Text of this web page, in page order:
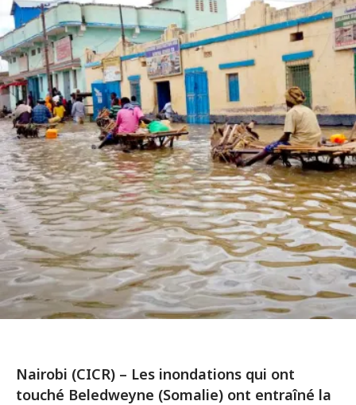
Nairobi (CICR) – Les inondations qui ont
touché Beledweyne (Somalie) ont entraîné la